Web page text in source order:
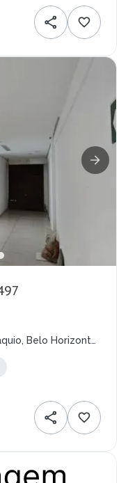
Belo Horizonte